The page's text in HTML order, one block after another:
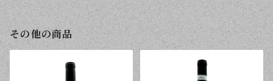
その他の商品